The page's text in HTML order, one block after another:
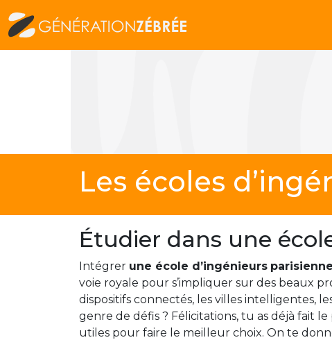
Les écoles
Étudier dans une
Intégrer une école d’ingénieurs parisienne
voie royale pour s’impliquer sur des beaux
dispositifs connectés, les villes intelligentes,
genre de défis ? Félicitations, tu as déjà fait
utiles pour faire le meilleur choix. On te